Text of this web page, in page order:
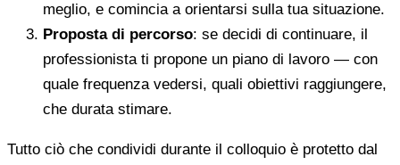
meglio, e comincia a orientarsi sulla tua situazione.
Proposta di percorso: se decidi di continuare, il
professionista ti propone un piano di lavoro — con
quale frequenza vedersi, quali obiettivi raggiungere,
che durata stimare.
Tutto ciò che condividi durante il colloquio è protetto dal